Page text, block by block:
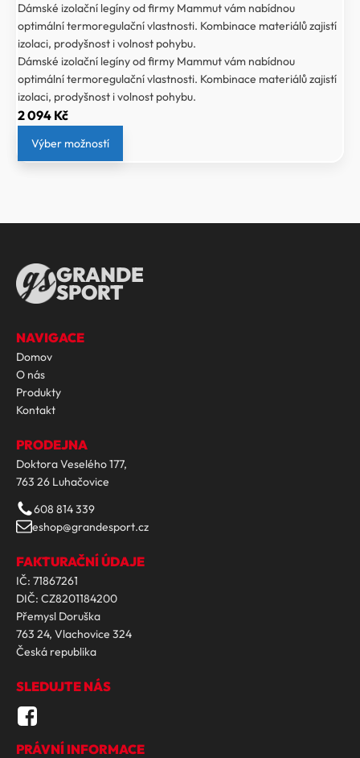
Dámské izolační legíny od firmy Mammut vám nabídnou
optimální termoregulační vlastnosti. Kombinace materiálů zajistí
izolaci, prodyšnost i volnost pohybu.
Dámské izolační legíny od firmy Mammut vám nabídnou
optimální termoregulační vlastnosti. Kombinace materiálů zajistí
izolaci, prodyšnost i volnost pohybu.
2 094 Kč
Výber možností
GRANDE
SPORT
NAVIGACE
Domov
O nás
Produkty
Kontakt
PRODEJNA
Doktora Veselého 177,
763 26 Luhačovice
608 814 339
eshop@grandesport.cz
FAKTURAČNÍ ÚDAJE
IČ: 71867261
DIČ: CZ8201184200
Přemysl Doruška
763 24, Vlachovice 324
Česká republika
SLEDUJTE NÁS
PRÁVNÍ INFORMACE